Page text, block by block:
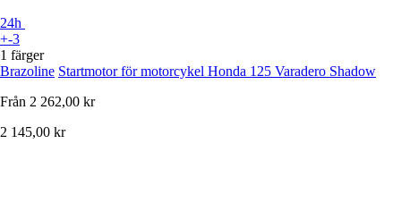
24h
+-3
1 färger
Brazoline Startmotor för motorcykel Honda 125 Varadero Shadow
Från 2 262,00 kr
2 145,00 kr